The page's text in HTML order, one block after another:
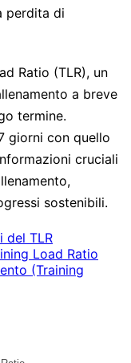
perdita di
Ratio (TLR), un
a breve
termine.
giorni con quello
cruciali
sostenibili.
del TLR
Load Ratio
(Training